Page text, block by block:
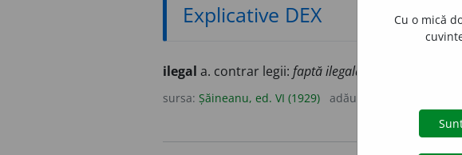
Explicative DEX
ilegal a. contrar legii: faptă ilegală.
sursa: Șăineanu, ed. VI (1929) adăugată de
Cu o mică